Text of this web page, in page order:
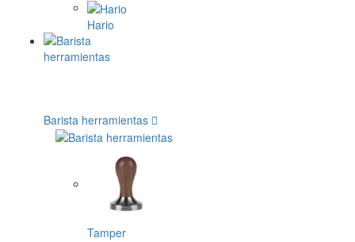
Hario
Barista herramientas
Tamper